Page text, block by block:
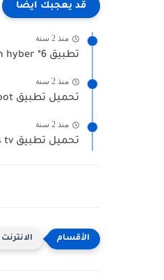
قد يعجبك ايضا
منذ 2 سنة
تطبيق Cartoon hyber *6 لمشاهدة الأنمي بنجمة 6 انوي واورنج...
منذ 2 سنة
تحميل تطبيق najma 6 shoot إنوي واورنج واتصالات المغرب التحديث...
منذ 2 سنة
تحميل تطبيق younes tv نجمة 6
الانترنت